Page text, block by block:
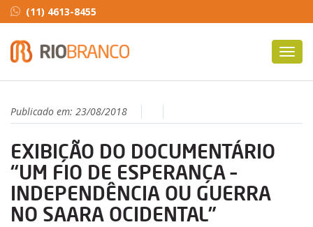
(11) 4613-8455
Publicado em: 23/08/2018
EXIBIÇÃO DO DOCUMENTÁRIO
“UM FIO DE ESPERANÇA –
INDEPENDÊNCIA OU GUERRA
NO SAARA OCIDENTAL”